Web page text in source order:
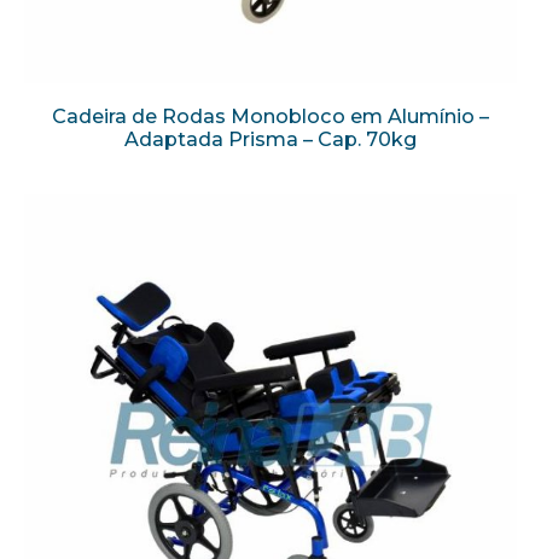
Cadeira de Rodas Monobloco em Alumínio –
Adaptada Prisma – Cap. 70kg